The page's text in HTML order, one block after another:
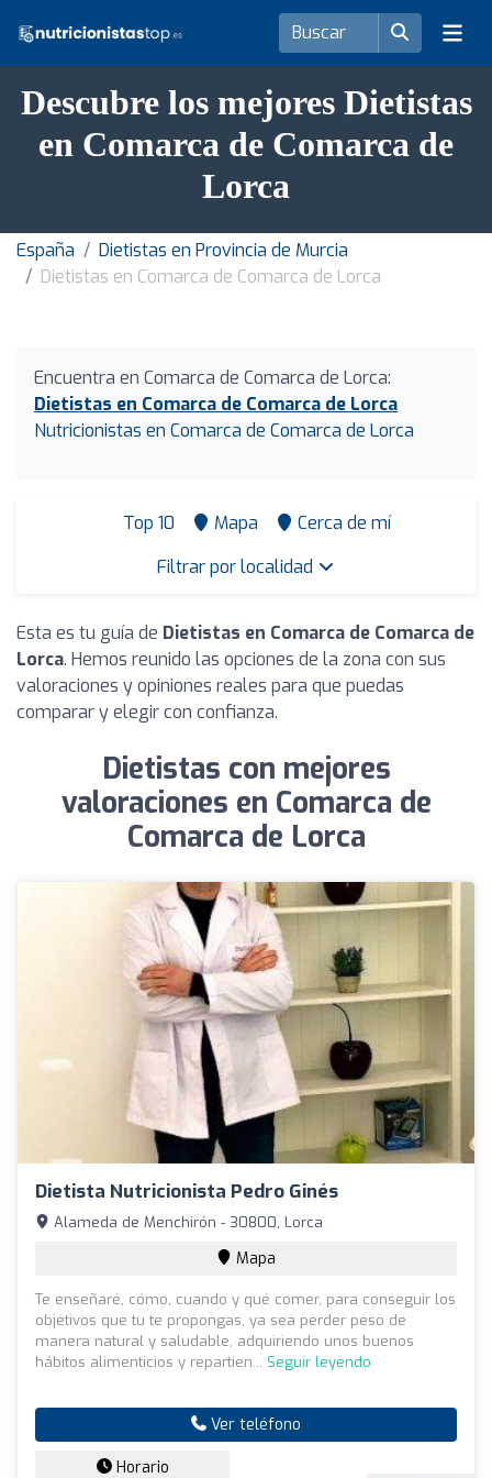
Descubre los mejores Dietistas
en Comarca de Comarca de
Lorca
España
Dietistas en Provincia de Murcia
Dietistas en Comarca de Comarca de Lorca
Encuentra en Comarca de Comarca de Lorca:
Dietistas en Comarca de Comarca de Lorca
Nutricionistas en Comarca de Comarca de Lorca
Top 10 Mapa
Cerca de mí
Filtrar por localidad
Esta es tu guía de Dietistas en Comarca de Comarca de
Lorca. Hemos reunido las opciones de la zona con sus
valoraciones y opiniones reales para que puedas
comparar y elegir con confianza.
Dietistas con mejores
valoraciones en Comarca de
Comarca de Lorca
Dietista Nutricionista Pedro Ginés
Alameda de Menchirón - 30800, Lorca
Mapa
Te enseñaré, cómo, cuando y qué comer, para conseguir los
objetivos que tu te propongas, ya sea perder peso de
manera natural y saludable, adquiriendo unos buenos
hábitos alimenticios y repartien... Seguir leyendo
Ver teléfono
Horario